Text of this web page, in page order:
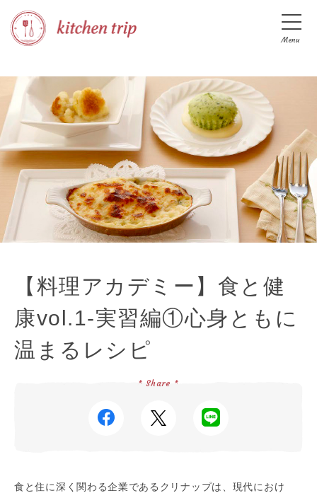
Menu
【料理アカデミー】食と健
康vol.1-実習編①心身ともに
温まるレシピ
* Share *
食と住に深く関わる企業であるクリナップは、現代におけ